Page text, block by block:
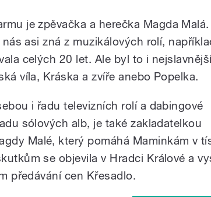
je zpěvačka a herečka Magda
asi zná z muzikálových rolí,
celých 20 let. Ale byl to i
víla, Kráska a zvíře anebo Popelka.
i řadu televizních rolí a dabingové
sólových alb, je také zakladatelkou
Malé, který pomáhá Maminkám v
se objevila v Hradci Králové a
předávání cen Křesadlo.